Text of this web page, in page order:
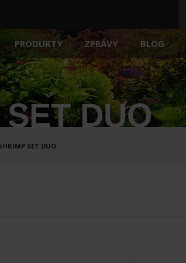
PRODUKTY
AKVÁRIA
KRYTY NA AKVÁRIA
ZPRÁVY BLOG
DUO
SET DUO